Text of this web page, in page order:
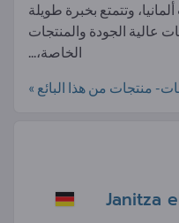
وتتمتع بخبرة طويلة
عالية الجودة والمنتجات
الخاصة،...
منتجات من هذا البائع »
Janitza